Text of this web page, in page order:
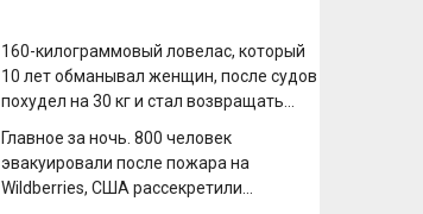
160-килограммовый ловелас, который
10 лет обманывал женщин, после судов
похудел на 30 кг и стал возвращать
Главное за ночь. 800 человек
эвакуировали после пожара на
Wildberries, США рассекретили